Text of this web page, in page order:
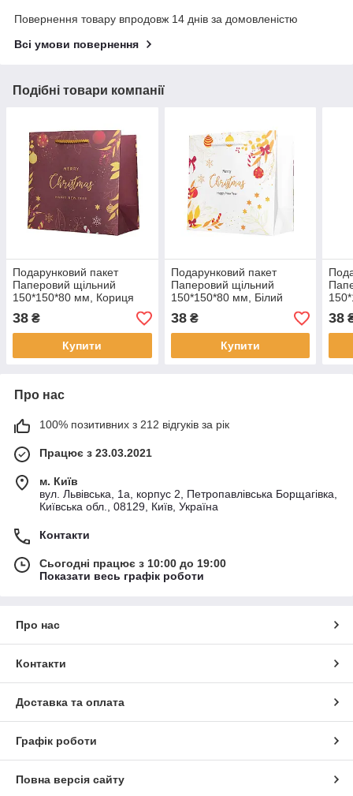
Повернення товару впродовж 14 днів за домовленістю
Всі умови повернення
Подібні товари компанії
Подарунковий пакет
Паперовий щільний
150*150*80 мм, Кориця
38 ₴
Купити
Подарунковий пакет
Паперовий щільний
150*150*80 мм, Білий
38₴
Купити
38
Про нас
100% позитивних з 212 відгуків за рік
Працює з 23.03.2021
м. Київ
вул. Львівська, 1а, корпус 2, Петропавлівська Борщагівка,
Київська обл., 08129, Київ, Україна
Контакти
Сьогодні працює з 10:00 до 19:00
Показати весь графік роботи
Про нас
Контакти
Доставка та оплата
Графік роботи
Повна версія сайту